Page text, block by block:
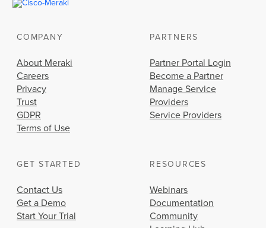
COMPANY
About Meraki
Careers
Privacy
Trust
GDPR
Terms of Use
PARTNERS
Partner Portal Login
Become a Partner
Manage Service
Providers
Service Providers
GET STARTED
Contact Us
Get a Demo
Start Your Trial
RESOURCES
Webinars
Documentation
Community